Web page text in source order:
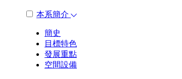
本系簡介
簡史
目標特色
發展重點
空間設備